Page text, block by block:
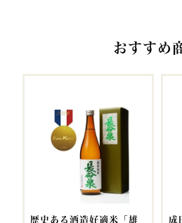
おすすめ
歴史ある酒造好適米「雄
成